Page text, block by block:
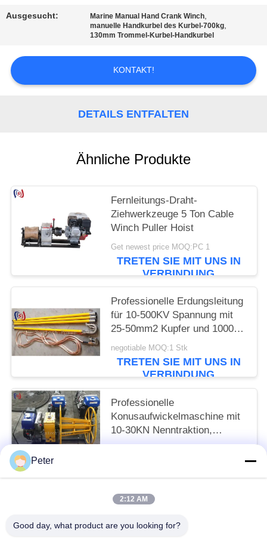
Ausgesucht: Marine Manual Hand Crank Winch,
manuelle Handkurbel des Kurbel-700kg,
130mm Trommel-Kurbel-Handkurbel
KONTAKT!
DETAILS ENTFALTEN
Ähnliche Produkte
Fernleitungs-Draht-
Ziehwerkzeuge 5 Ton Cable
Winch Puller Hoist
Get newest price MOQ:PC 1
TRETEN SIE MIT UNS IN
VERBINDUNG
Professionelle Erdungsleitung
für 10-500KV Spannung mit
25-50mm2 Kupfer und 1000-
5500mm Gesamtlänge für
sichere elektrische Erdung
negotiable MOQ:1 Stk
TRETEN SIE MIT UNS IN
VERBINDUNG
Professionelle
Konusaufwickelmaschine mit
10-30KN Nenntraktion,
Benzinbetrieben für effizientes
VERBINDUNG
Peter
2:12 AM
Good day, what product are you looking for?